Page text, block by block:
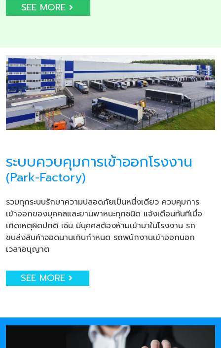
SEE MORE
ระบบควบคุมการเข้าออกโรงงาน
(Park-Factory)
รวมทุกระบบรักษาความปลอดภัยเป็นหนึ่งเดียว ควบคุมการ
เข้าออกของบุคคลและยานพาหนะทุกชนิด แจ้งเตือนทันทีเมื่อ
เกิดเหตุผิดปกติ เช่น มีบุคคลต้องห้ามเข้ามาในโรงงาน รถ
ขนส่งสินค้าจอดนานเกินกำหนด รถพนักงานเข้าออกนอก
เวลาอนุญาต
SEE MORE